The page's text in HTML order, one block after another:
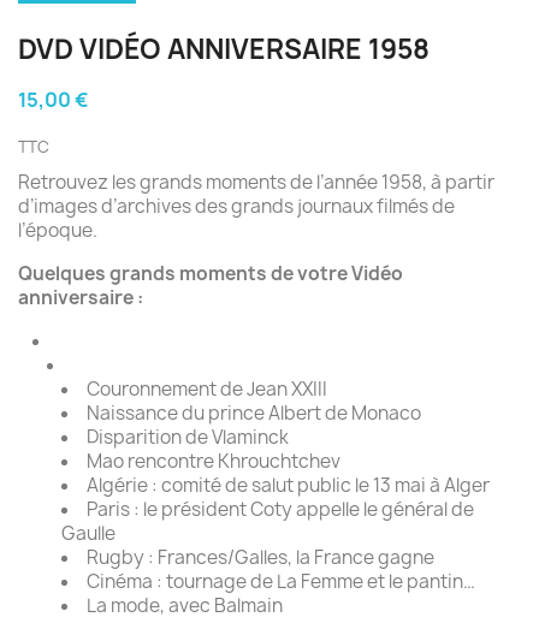
DVD VIDÉO ANNIVERSAIRE 1958
15,00 €
TTC
Retrouvez les grands moments de l’année 1958, à partir
d’images d’archives des grands journaux filmés de
l’époque.
Quelques grands moments de votre Vidéo
anniversaire :
Couronnement de Jean XXIII
Naissance du prince Albert de Monaco
Disparition de Vlaminck
Mao rencontre Khrouchtchev
Algérie : comité de salut public le 13 mai à Alger
Paris : le président Coty appelle le général de
Gaulle
Rugby : Frances/Galles, la France gagne
Cinéma : tournage de La Femme et le pantin…
La mode, avec Balmain